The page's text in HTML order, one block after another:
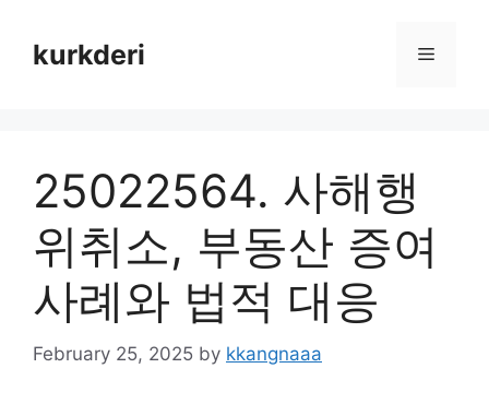
contentkurkderi Menu
25022564. 사해행
위취소, 부동산 증여
사례와 법적 대응
February 25, 2025 by kkangnaaa